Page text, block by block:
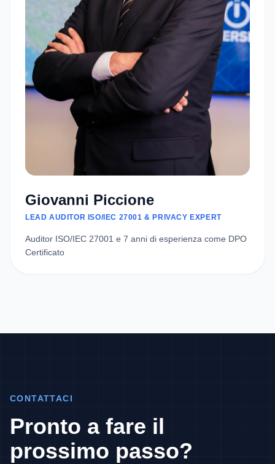
Giovanni Piccione
LEAD AUDITOR ISO/IEC 27001 & PRIVACY EXPERT
Auditor ISO/IEC 27001 e 7 anni di esperienza come DPO
Certificato
CONTATTACI
Pronto a fare il
prossimo passo?